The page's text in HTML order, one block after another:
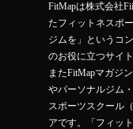
FitMapは株式会社
たフィットネスポ
ジムを」というコ
のお役に立つサイ
またFitMapマガジ
やパーソナルジム
スポーツスクール
アです。「フィッ